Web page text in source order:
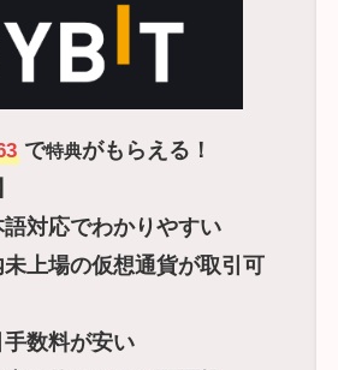
で 特典がもらえる！
対応でわかりやすい
上場の仮想通貨が取引可
数料が安い